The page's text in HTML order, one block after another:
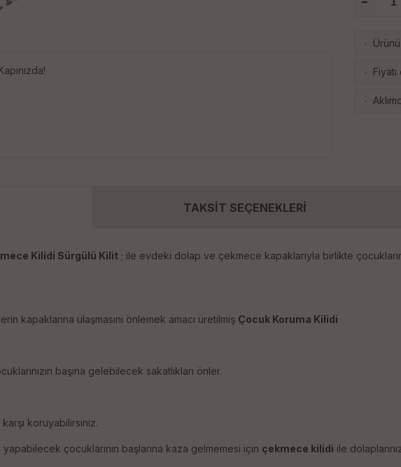
·
·
·
TAKSİT SEÇENEKLERİ
Kilidi Sürgülü Kilit ; ile evdeki dolap ve çekmece kapaklarıyla birlikte
kapaklarına ulaşmasını önlemek amacı üretilmiş Çocuk Koruma Kilidi
başına gelebilecek sakatlıkları önler.
karşı koruyabilirsiniz.
yapabilecek çocuklarının başlarına kaza gelmemesi için çekmece kilidi ile